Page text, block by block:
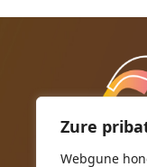
Zure
Webgune